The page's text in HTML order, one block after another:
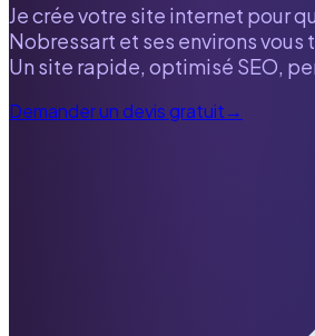
Je crée votre site internet pour
Nobressart et ses environs vous
Un site rapide, optimisé SEO,
Demander un devis gratuit→